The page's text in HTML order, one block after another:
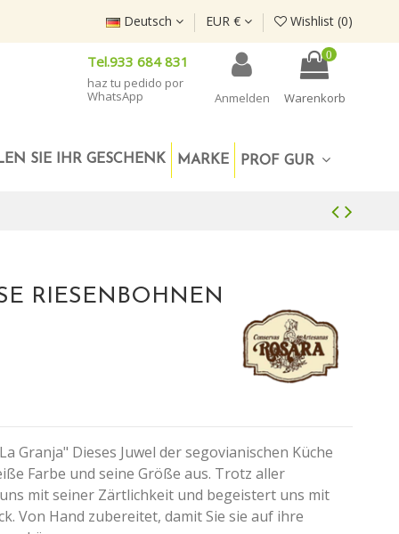
Deutsch EUR € Wishlist (0)
Tel.933 684 831
haz tu pedido por
WhatsApp
Anmelden
0
Warenkorb
SIE IHR GESCHENK MARKE PROF GUR
RIESENBOHNEN
Granja" Dieses Juwel der segovianischen Küche
Farbe und seine Größe aus. Trotz aller
mit seiner Zärtlichkeit und begeistert uns mit
Von Hand zubereitet, damit Sie sie auf ihre